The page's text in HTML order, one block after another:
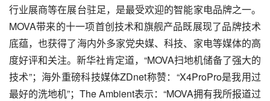
行业展商等在展台驻足，是最受欢迎的智能家电品牌之一。
MOVA带来的十一项首创技术和旗舰产品既展现了品牌技术
底蕴，也获得了海内外多家党央媒、科技、家电等媒体的高
度好评和关注。新华社肯定道，“MOVA扫地机储备了强大的
技术”；海外重磅科技媒体ZDnet称赞：“X4ProPro是我用过
最好的洗地机”；The Ambient表示：“MOVA拥有我所报道过